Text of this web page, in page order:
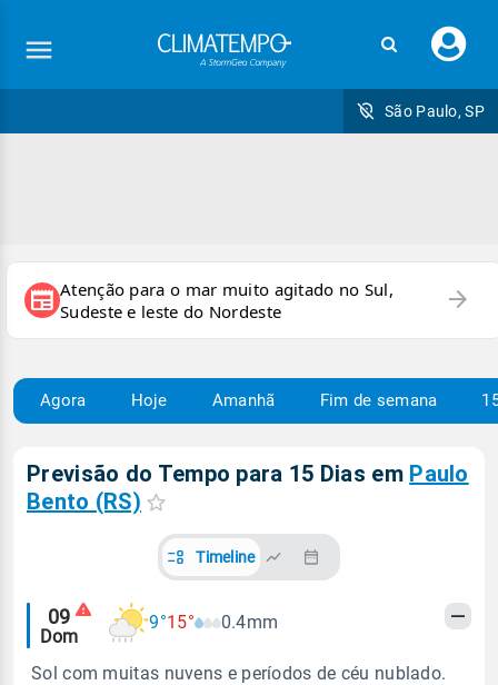
seu
São Paulo, SP
newspaper Atenção para o mar muito agitado no Sul,
Sudeste e leste do Nordeste
arrow_forward
Agora Hoje Amanhã Fim de semana
Previsão do Tempo para 15 Dias em Paulo
Bento (RS)
Timeline
Alertas
meteorológicos
09
Dom
9°15° 0.4mm
Sol com muitas nuvens e períodos de céu nublado.